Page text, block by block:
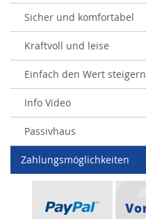
Sicher und komfortabel
Kraftvoll und leise
Einfach den Wert steigern
Info Video
Passivhaus
Zahlungsmöglichkeiten